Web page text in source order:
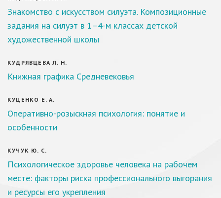
Знакомство с искусством силуэта. Композиционные
задания на силуэт в 1–4-м классах детской
художественной школы
КУДРЯВЦЕВА Л. Н.
Книжная графика Средневековья
КУЦЕНКО Е. А.
Оперативно-розыскная психология: понятие и
особенности
КУЧУК Ю. С.
Психологическое здоровье человека на рабочем
месте: факторы риска профессионального выгорания
и ресурсы его укрепления